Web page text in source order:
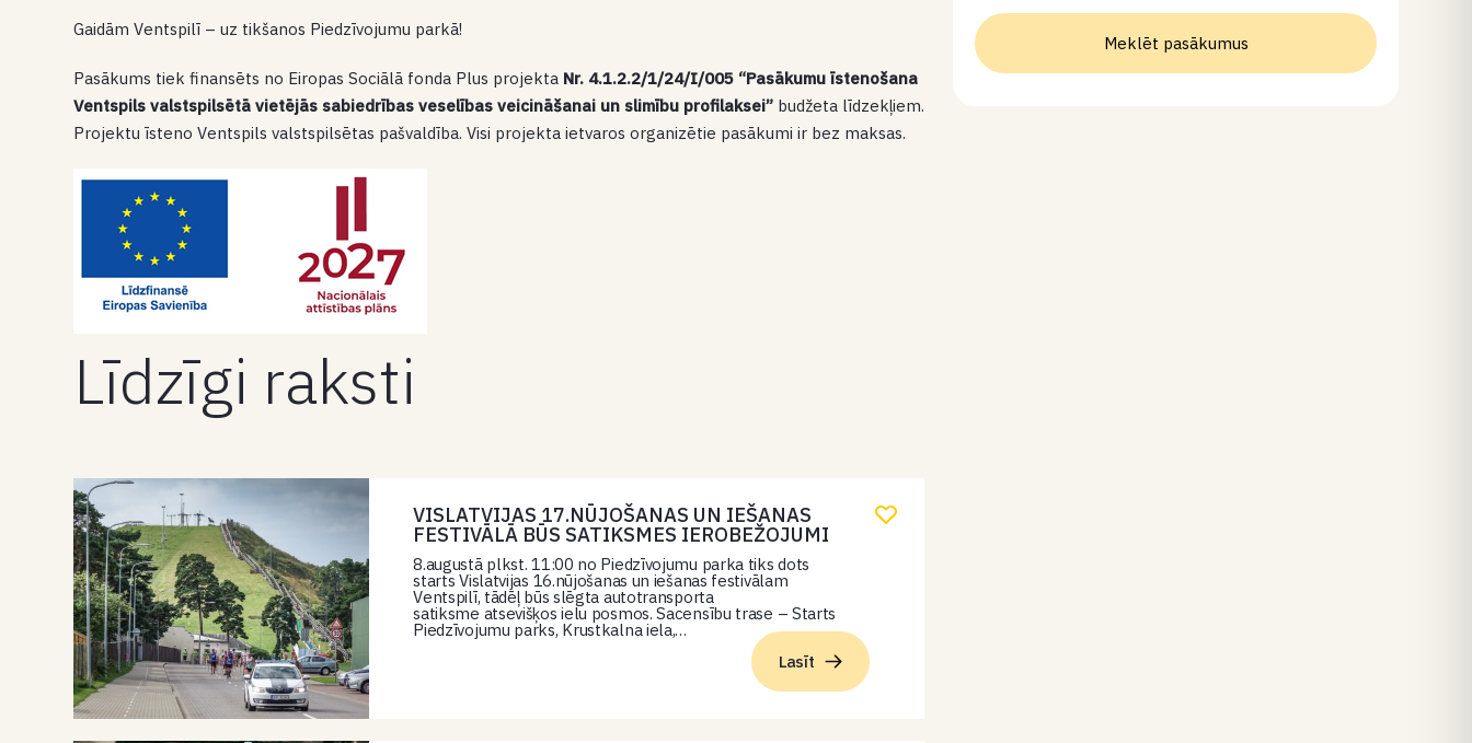
Gaidām Ventspilī – uz tikšanos Piedzīvojumu parkā!
Pasākums tiek finansēts no Eiropas Sociālā fonda Plus projekta Nr. 4.1.2.2/1/24/I/005 “Pasākumu īstenošana
Ventspils valstspilsētā vietējās sabiedrības veselības veicināšanai un slimību profilaksei” budžeta līdzekļiem.
Projektu īsteno Ventspils valstspilsētas pašvaldība. Visi projekta ietvaros organizētie pasākumi ir bez maksas.
Līdzīgi raksti
Lasīt
VISLATVIJAS 17.NŪJOŠANAS UN IEŠANAS
FESTIVĀLĀ BŪS SATIKSMES IEROBEŽOJUMI
8.augustā plkst. 11:00 no Piedzīvojumu parka tiks dots
starts Vislatvijas 16.nūjošanas un iešanas festivālam
Ventspilī, tādēļ būs slēgta autotransporta
satiksme atsevišķos ielu posmos. Sacensību trase – Starts
Piedzīvojumu parks, Krustkalna iela,…
Meklēt pasākumus